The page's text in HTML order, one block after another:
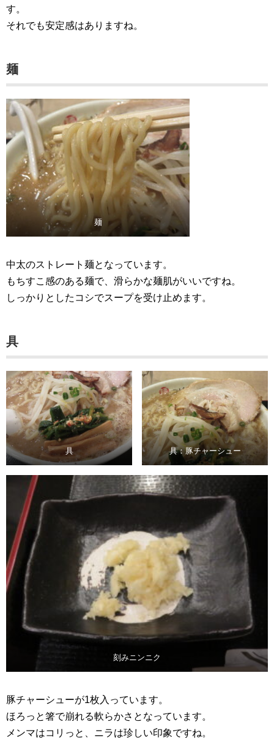
す。
それでも安定感はありますね。
麺
麺
中太のストレート麺となっています。
もちすこ感のある麺で、滑らかな麺肌がいいですね。
しっかりとしたコシでスープを受け止めます。
具
具 具：豚チャーシュー
刻みニンニク
豚チャーシューが1枚入っています。
ほろっと箸で崩れる軟らかさとなっています。
メンマはコリっと、ニラは珍しい印象ですね。